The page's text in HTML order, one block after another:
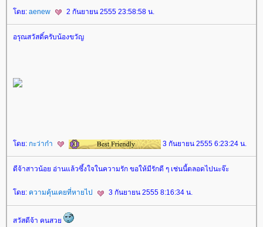
ดย: aenew 2 กันยายน 2555 23:58:58 น.
อรุณสวัสดิ์ครับน้องขวัญ
ดย: กะว่าก๋า 3 กันยายน 2555 6:23:24 น.
ดีจ้าสาวน้อย อ่านแล้วซึ้งใจในความรัก ขอให้มีรักดี ๆ เช่นนี้ตลอดไปนะจ๊ะ
ดย: ความคุ้นเคยที่หายไป 3 กันยายน 2555 8:16:34 น.
สวัสดีจ้า คนสว